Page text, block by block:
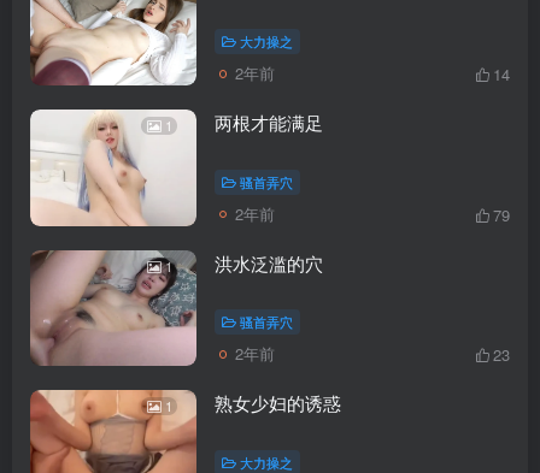
大力操之
2年前 14
1 两根才能满足
骚首弄穴
2年前 79
1 洪水泛滥的穴
骚首弄穴
2年前 23
1 熟女少妇的诱惑
大力操之